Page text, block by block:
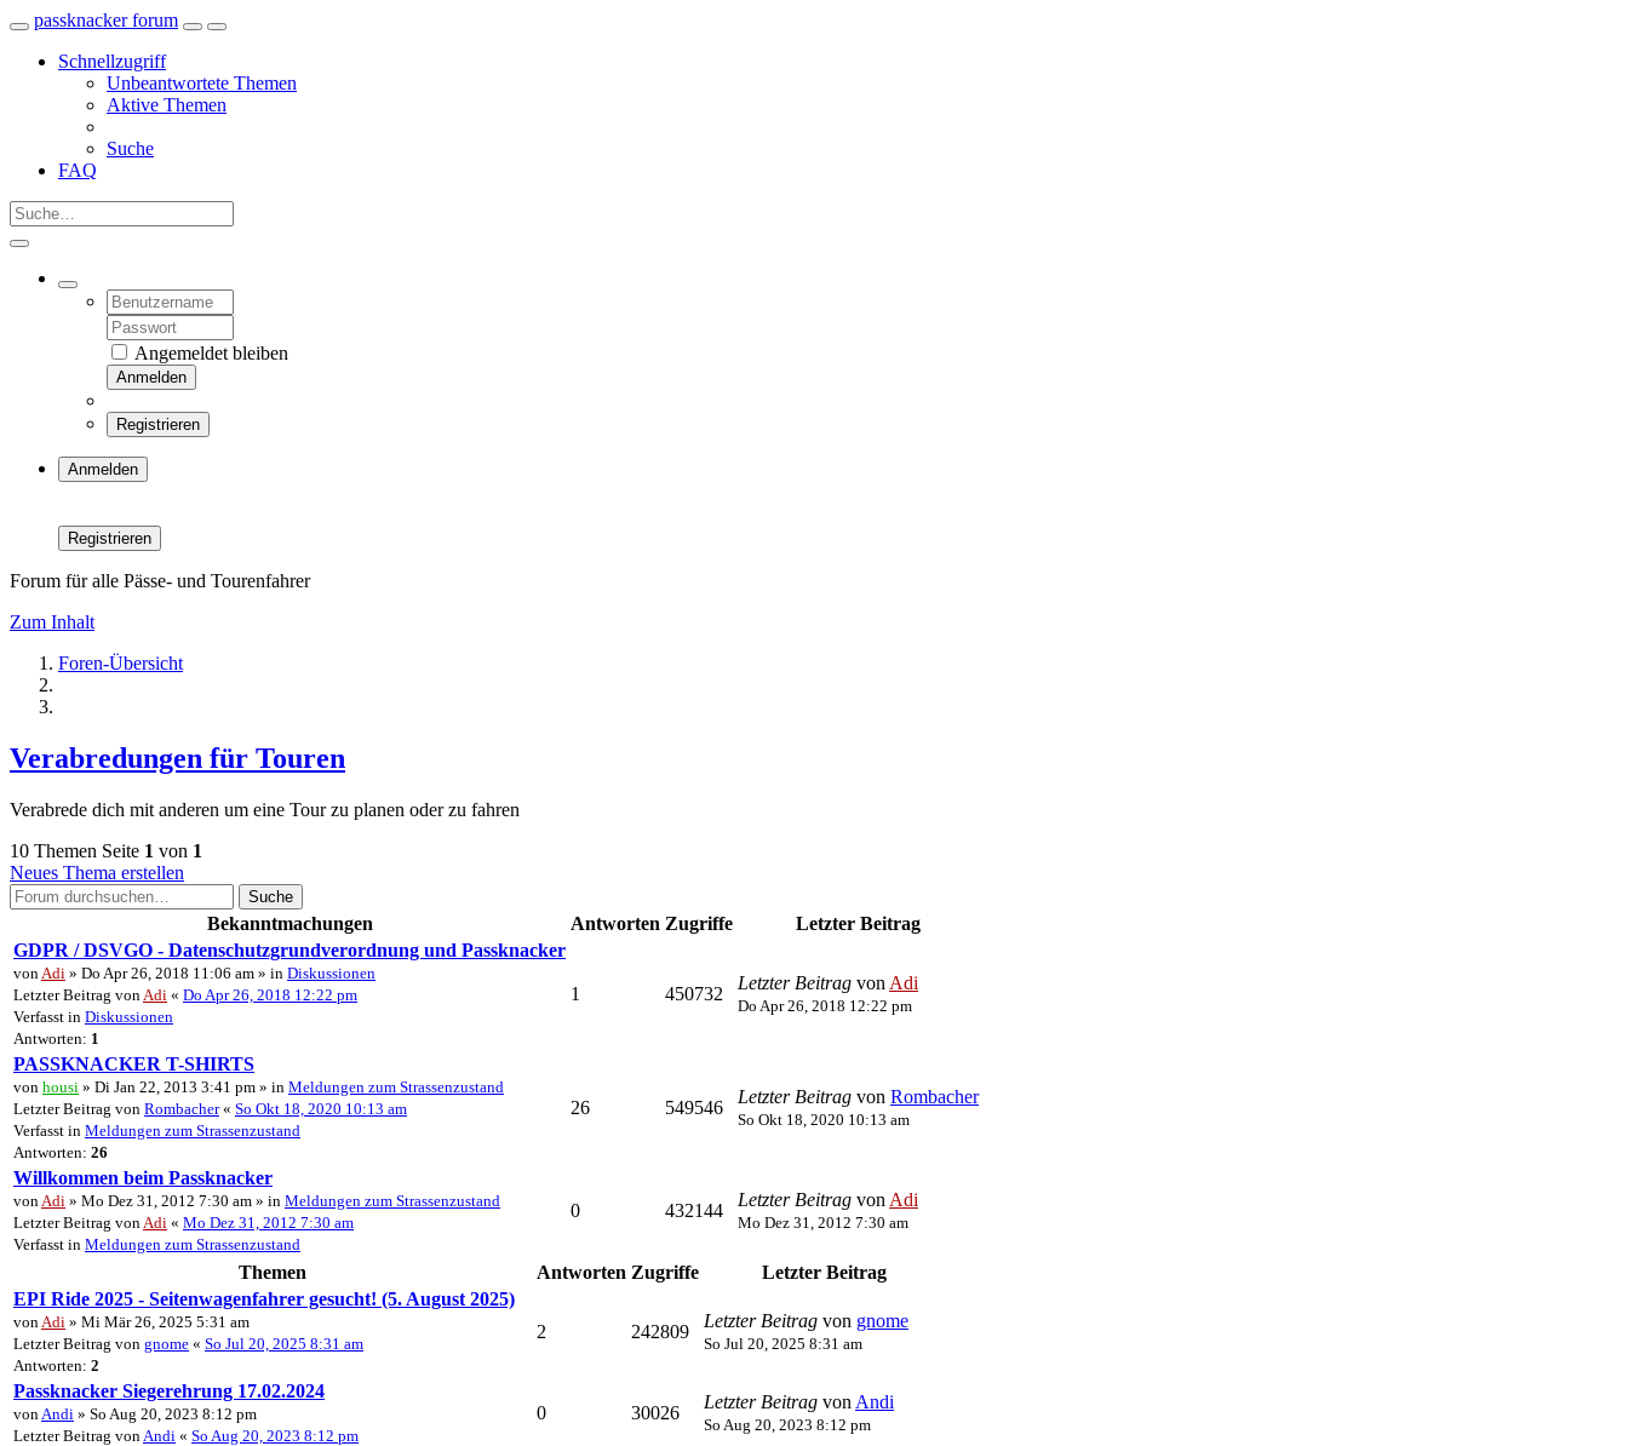
passknacker forum
Schnellzugriff
Unbeantwortete Themen
Aktive Themen
Suche
FAQ
Angemeldet bleiben
Anmelden
Registrieren
Anmelden
Registrieren
Forum für alle Pässe- und Tourenfahrer
Zum Inhalt
Foren-Übersicht
Verabredungen für Touren
Verabrede dich mit anderen um eine Tour zu planen oder zu fahren
10 Themen Seite 1 von 1
Neues Thema erstellen
Suche
Bekanntmachungen Antworten Zugriffe
Letzter Beitrag
GDPR / DSVGO - Datenschutzgrundverordnung und Passknacker
von Adi » Do Apr 26, 2018 11:06 am » in Diskussionen
Letzter Beitrag von Adi « Do Apr 26, 2018 12:22 pm
Verfasst in Diskussionen
Antworten: 1
1 450732
Letzter Beitrag von Adi
Do Apr 26, 2018 12:22 pm
PASSKNACKER T-SHIRTS
von housi » Di Jan 22, 2013 3:41 pm » in Meldungen zum Strassenzustand
Letzter Beitrag von Rombacher« So Okt 18, 2020 10:13 am
Verfasst in Meldungen zum Strassenzustand
Antworten: 26
26 549546
Letzter Beitrag von Rombacher
So Okt 18, 2020 10:13 am
Willkommen beim Passknacker
von Adi » Mo Dez 31, 2012 7:30 am » in Meldungen zum Strassenzustand
Letzter Beitrag von Adi « Mo Dez 31, 2012 7:30 am
Verfasst in Meldungen zum Strassenzustand
0 432144
Letzter Beitrag von Adi
Mo Dez 31, 2012 7:30 am
Themen Antworten Zugriffe
Letzter Beitrag
EPI Ride 2025 - Seitenwagenfahrer gesucht! (5. August 2025)
von Adi » Mi Mär 26, 2025 5:31 am
Letzter Beitrag von gnome « So Jul 20, 2025 8:31 am
Antworten: 2
2 242809
Letzter Beitrag von gnome
So Jul 20, 2025 8:31 am
Passknacker Siegerehrung 17.02.2024
von Andi » So Aug 20, 2023 8:12 pm
Letzter Beitrag von Andi « So Aug 20, 2023 8:12 pm
0 30026
Letzter Beitrag von Andi
So Aug 20, 2023 8:12 pm